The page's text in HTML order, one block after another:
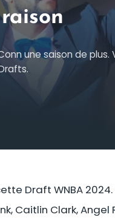
une saison de plus.
Draft WNBA
Caitlin Clark, Angel